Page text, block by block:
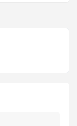
ala
ilə
dair